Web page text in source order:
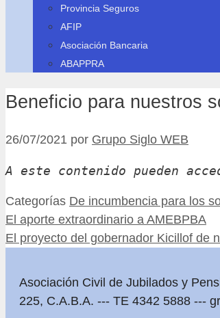
Provincia Seguros
AFIP
Asociación Bancaria
ABAPPRA
Beneficio para nuestros
26/07/2021 por Grupo Siglo WEB
A este contenido pueden
Categorías De incumbencia para los
El aporte extraordinario a AMEBPBA
El proyecto del gobernador Kicillof de
Asociación Civil de Jubilados y
225, C.A.B.A. --- TE 4342 5888 ---